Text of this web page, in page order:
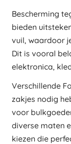
Bescherming
bieden
vuil, waardoor
Dit is vooral
elektronica,
Verschillende
zakjes nodig
voor
diverse maten
kiezen die